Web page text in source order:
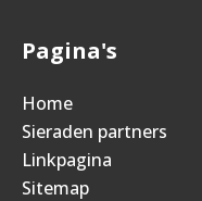
Pagina's
Home
Sieraden partners
Linkpagina
Sitemap